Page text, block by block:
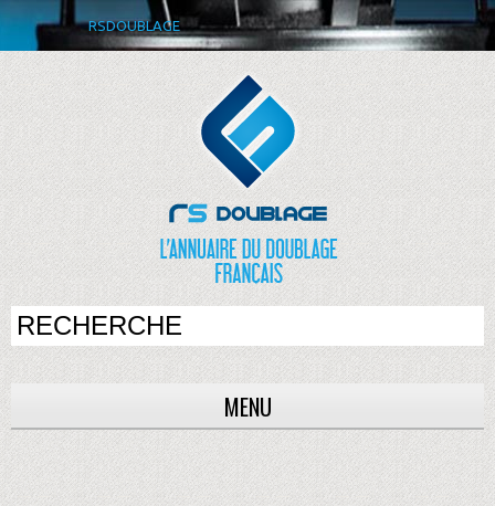
RSDOUBLAGE
MENU